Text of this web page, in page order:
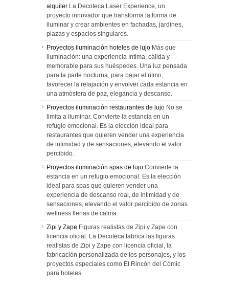
alquiler La Decoteca Laser Experience, un
proyecto innovador que transforma la forma de
iluminar y crear ambientes en fachadas, jardines,
plazas y espacios singulares.
Proyectos iluminación hoteles de lujo Más que
iluminación: una experiencia íntima, cálida y
memorable para sus huéspedes. Una luz pensada
para la parte nocturna, para bajar el ritmo,
favorecer la relajación y envolver cada estancia en
una atmósfera de paz, elegancia y descanso.
Proyectos iluminación restaurantes de lujo No se
limita a iluminar. Convierte la estancia en un
refugio emocional. Es la elección ideal para
restaurantes que quieren vender una experiencia
de intimidad y de sensaciones, elevando el valor
percibido.
Proyectos iluminación spas de lujo Convierte la
estancia en un refugio emocional. Es la elección
ideal para spas que quieren vender una
experiencia de descanso real, de intimidad y de
sensaciones, elevando el valor percibido de zonas
wellness llenas de calma.
Zipi y Zape Figuras realistas de Zipi y Zape con
licencia oficial. La Decoteca fabrica las figuras
realistas de Zipi y Zape con licencia oficial, la
fabricación personalizada de los personajes, y los
proyectos especiales como El Rincón del Cómic
para hoteles.